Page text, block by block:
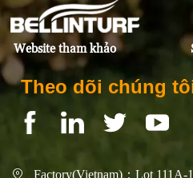
Website tham khảo
Theo dõi chúng
 Factory(Vietnam)：Lot